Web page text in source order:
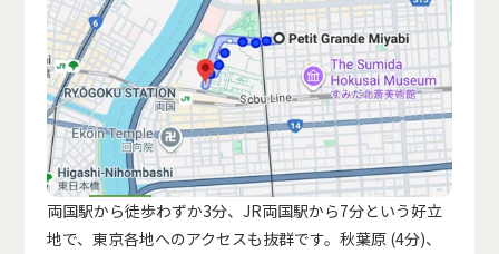
両国駅から徒歩わずか3分、JR両国駅から7分という好立
地で、東京各地へのアクセスも抜群です。秋葉原 (4分)、